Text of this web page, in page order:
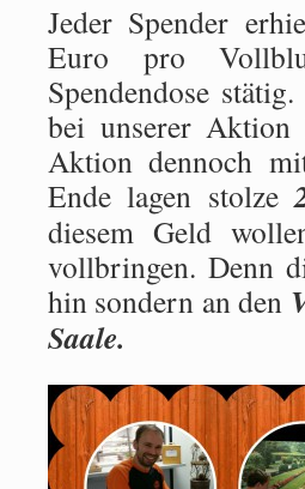
Jeder Spender
Euro pro
Spendendose
bei unserer
Aktion dennoch
Ende lagen stolze
diesem Geld
vollbringen. Denn
hin sondern an den
Saale.